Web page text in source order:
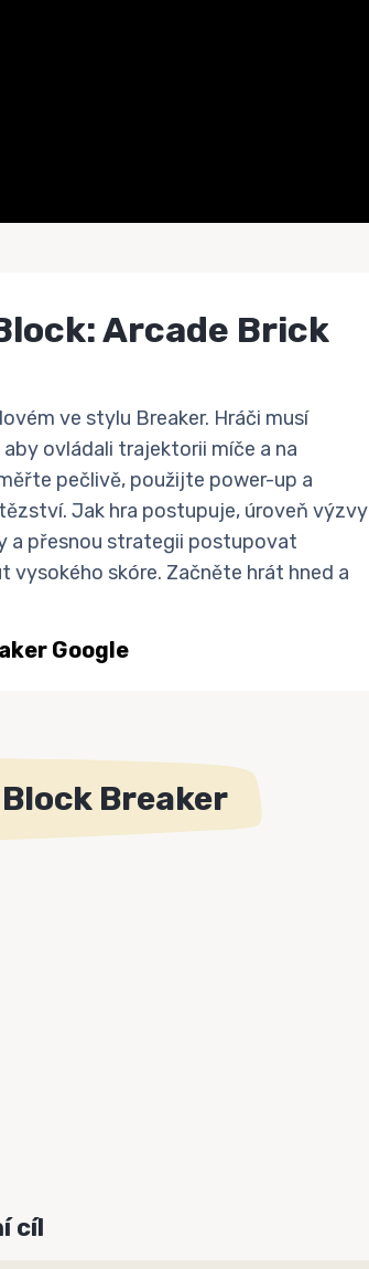
Arcade Brick
ve stylu Breaker. Hráči musí
ovládali trajektorii míče a na
pečlivě, použijte power-up a
Jak hra postupuje, úroveň výzvy
a přesnou strategii postupovat
skóre. Začněte hrát hned a
Google
Breaker
cíl